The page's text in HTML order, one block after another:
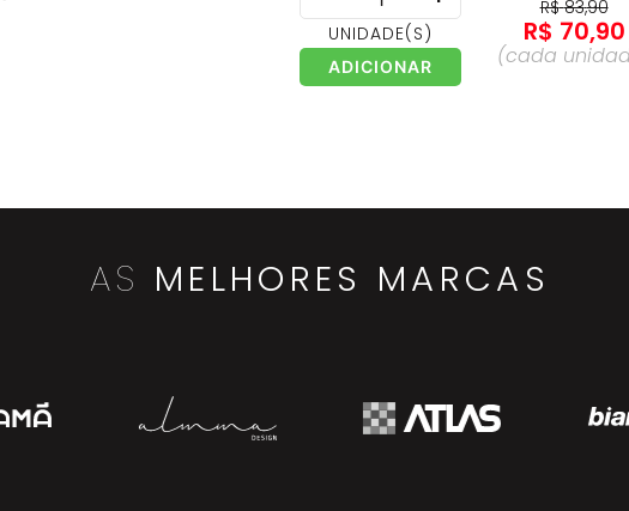
UNIDADE(S)
ADICIONAR
R$ 83,90
R$ 70,90
(cada
UNIDADE(S) R$56,90
UNIDADE
ADICIONAR (cada
AS MELHORES MARCAS